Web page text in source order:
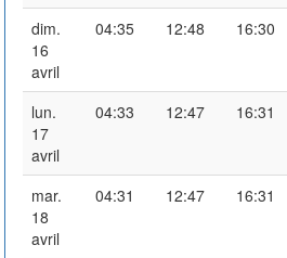
dim.
16
avril
04:35 12:48 16:30
lun.
17
avril
04:33 12:47 16:31
mar.
18
avril
04:31 12:47 16:31